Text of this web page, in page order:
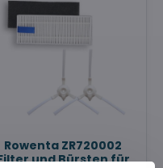
Rowenta ZR720002
und Bürsten für